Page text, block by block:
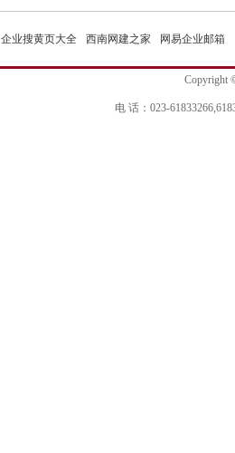
企业搜黄页大全 西南网建之家 网易企业邮箱
Copyright
电 话：023-